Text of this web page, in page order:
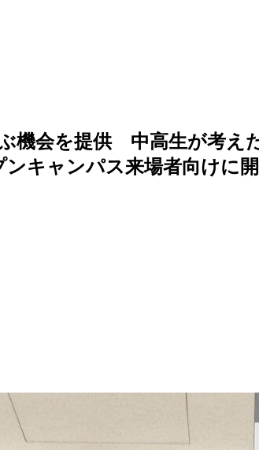
機会を提供 中高生が考え
キャンパス来場者向けに